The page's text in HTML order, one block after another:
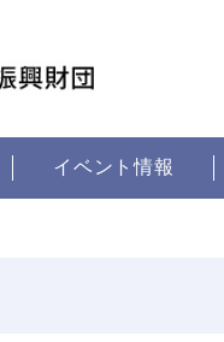
イベント情報